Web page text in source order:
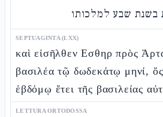
בשנת שבע למלכותו
SEPTUAGINTA (LXX)
καὶ εἰσῆλθεν Εσθηρ πρὸς
βασιλέα τῷ δωδεκάτῳ μηνί,
ἑβδόμῳ ἔτει τῆς βασιλείας
LETTURA ORTODOSSA